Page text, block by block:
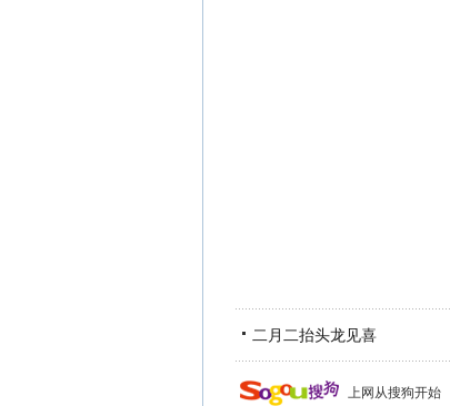
二月二抬头龙见喜
上网从搜狗开始